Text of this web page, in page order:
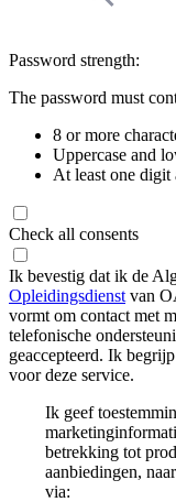
Password strength:
The password must
8 or more
Uppercase and
At least one digit
Check all consents
Ik bevestig dat ik de
Opleidingsdienst van
vormt om contact met
telefonische
geaccepteerd. Ik
voor deze service.
Ik geef
betrekking tot
aanbiedingen,
via: